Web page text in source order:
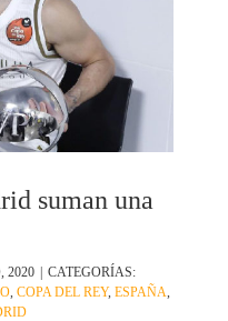
suman una
2020 | CATEGORÍAS:
,COPA DEL REY,ESPAÑA